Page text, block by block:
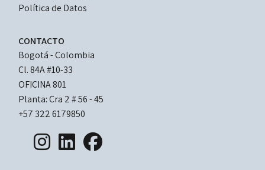
Política de Datos
CONTACTO
Bogotá - Colombia
Cl. 84A #10-33
OFICINA 801
Planta: Cra 2 # 56 - 45
+57 322 6179850